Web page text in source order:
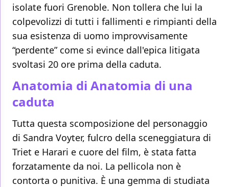
isolate fuori Grenoble. Non tollera che lui la
colpevolizzi di tutti i fallimenti e rimpianti della
sua esistenza di uomo improvvisamente
“perdente” come si evince dall'epica litigata
svoltasi 20 ore prima della caduta.
Anatomia di Anatomia di una
caduta
Tutta questa scomposizione del personaggio
di Sandra Voyter, fulcro della sceneggiatura di
Triet e Harari e cuore del film, è stata fatta
forzatamente da noi. La pellicola non è
contorta o punitiva. È una gemma di studiata